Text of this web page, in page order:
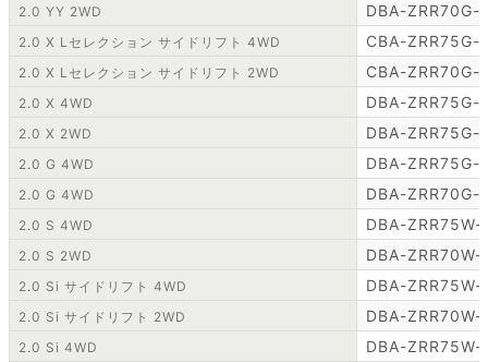
2.0 YY 2WD DBA-ZRR70G-
2.0 X Lセレクション サイドリフト 4WD CBA-ZRR75G-
2.0 X Lセレクション サイドリフト 2WD CBA-ZRR70G-
2.0 X 4WD DBA-ZRR75G-
2.0 X 2WD DBA-ZRR75G-
2.0 G 4WD DBA-ZRR75G-
2.0 G 4WD DBA-ZRR70G-
2.0 S 4WD DBA-ZRR75W-
2.0 S 2WD DBA-ZRR70W-
2.0 Si サイドリフト 4WD DBA-ZRR75W-
2.0 Si サイドリフト 2WD DBA-ZRR70W-
2.0 Si 4WD DBA-ZRR75W-